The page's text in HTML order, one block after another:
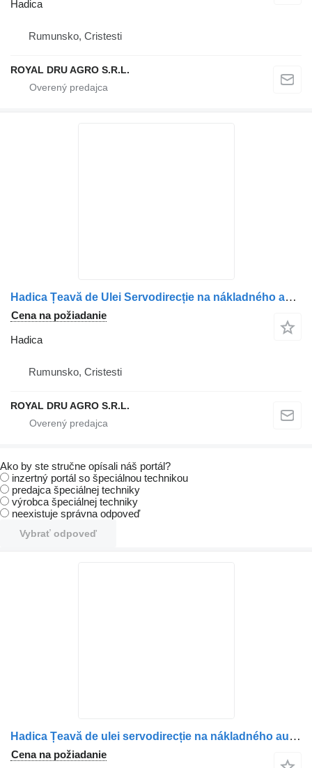
Hadica
Rumunsko, Cristesti
ROYAL DRU AGRO S.R.L.
Hadica Țeavă de Ulei Servodirecție na nákladného auta MAN – 06541312201 / 06540942007
Cena na požiadanie
Hadica
Rumunsko, Cristesti
ROYAL DRU AGRO S.R.L.
Ako by ste stručne opísali náš portál?
inzertný portál so špeciálnou technikou
predajca špeciálnej techniky
výrobca špeciálnej techniky
neexistuje správna odpoveď
Vybrať odpoveď
Hadica Țeavă de ulei servodirecție na nákladného auta MAN 81473035319 / 8147303-5319 / 01931059776 / 0193105-9776 / 01931059006 / 0193105-9006
Cena na požiadanie